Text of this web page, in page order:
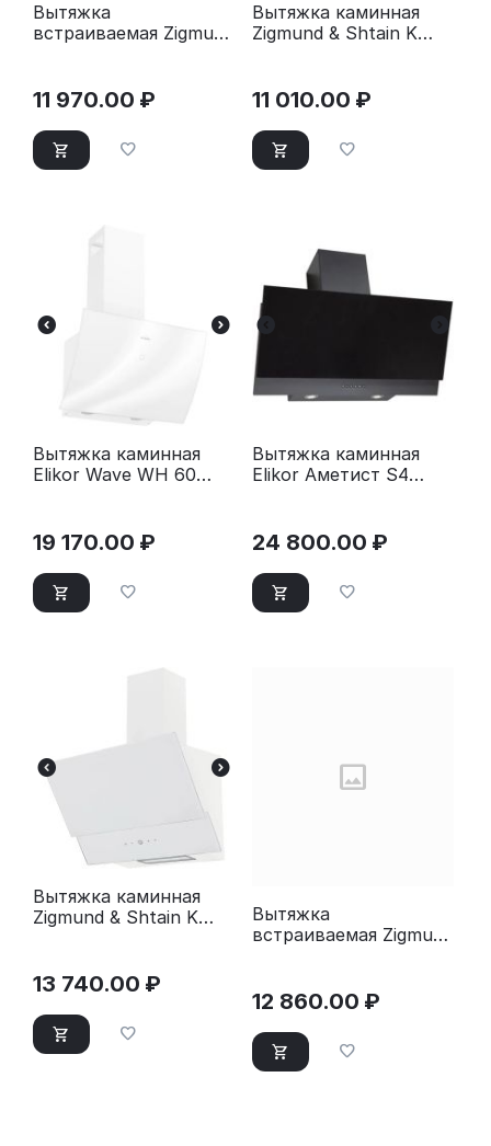
Вытяжка
встраиваемая Zigmund
11 970.00 ₽
Вытяжка каминная
Zigmund & Shtain K
11 010.00 ₽
Вытяжка каминная
Elikor Wave WH 60
19 170.00 ₽
Вытяжка каминная
Elikor Аметист S4
24 800.00 ₽
Вытяжка каминная
Zigmund & Shtain K
13 740.00 ₽
Вытяжка
встраиваемая Zigmund
12 860.00 ₽